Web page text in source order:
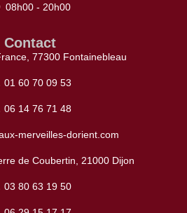
08h00 - 20h00
Contact
77300 Fontainebleau
01 60 70 09 53
06 14 76 71 48
merveilles-dorient.com
de Coubertin, 21000 Dijon
03 80 63 19 50